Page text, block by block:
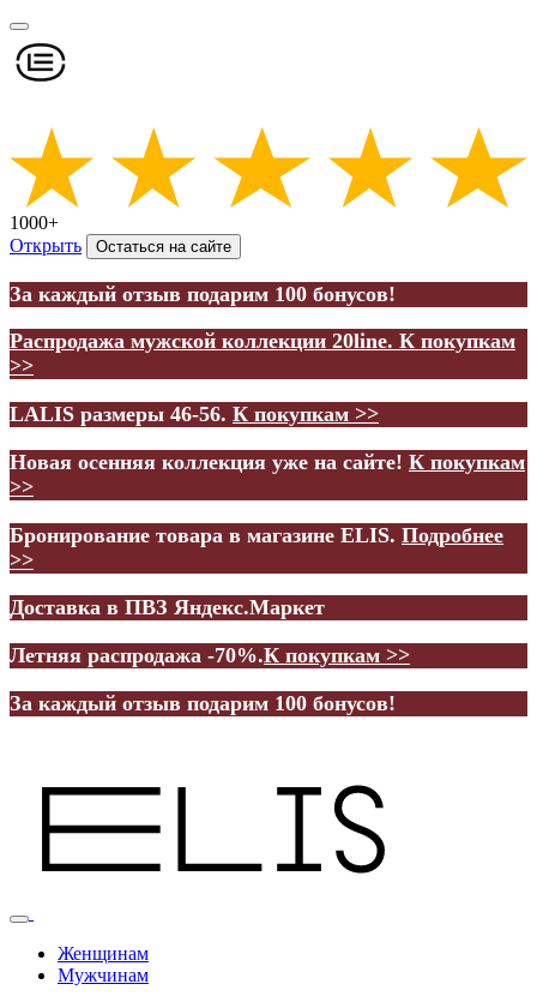
1000+
Открыть
Остаться на сайте
За каждый отзыв подарим 100 бонусов!
Распродажа мужской коллекции 20line. К покупкам
>>
LALIS размеры 46-56. К покупкам >>
Новая осенняя коллекция уже на сайте! К покупкам
>>
Бронирование товара в магазине ELIS. Подробнее
>>
Доставка в ПВЗ Яндекс.Маркет
Летняя распродажа -70%.К покупкам >>
За каждый отзыв подарим 100 бонусов!
Женщинам
Мужчинам